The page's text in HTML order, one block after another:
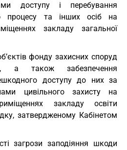
доступу і перебування
процесу та інших осіб на
закладу загальної
фонду захисних споруд
а також забезпечення
доступу до них за
цивільного захисту на
закладу освіти
затвердженому Кабінетом
загрози заподіяння шкоди